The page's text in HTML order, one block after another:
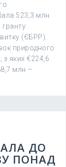
523,3 млн
гранту
(ЄБРР).
природного
з яких €224,6
млн –
ДО
ПОНАД